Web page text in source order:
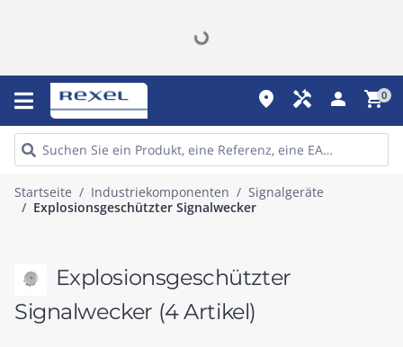
place handyman person shopping_cart0
Startseite Industriekomponenten
Signalgeräte
Explosionsgeschützter Signalwecker
Explosionsgeschützter
Signalwecker (4 Artikel)